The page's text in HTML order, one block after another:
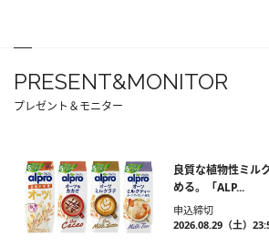
PRESENT&MONITOR
プレゼント＆モニター
良質な植物性ミル
める。「ALP...
申込締切
2026.08.29（土）